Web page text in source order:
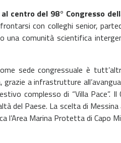
centro del 98° Congresso
con colleghi senior,
una comunità scientifica
sede congressuale è
a infrastrutture
complesso di “Villa Pace”.
del Paese. La scelta di
l’Area Marina Protetta di Capo